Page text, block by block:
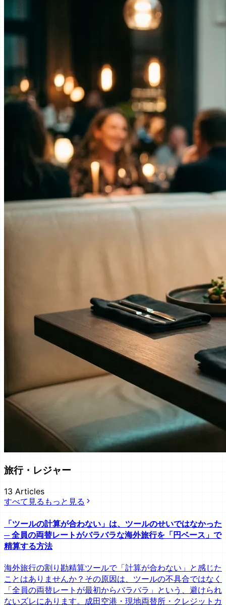
旅行・レジャー
13 Articles
すべて見る もっと見る
「ツールの計算が合わない」は、ツールのせいではなかった
─ 全員の両替レートがバラバラな海外旅行を「円ベース」で
精算する方法
海外旅行の割り勘精算ツールで「計算が合わない」と感じた
ことはありませんか？その原因は、ツールの不具合ではなく
「全員の両替レートが最初からバラバラ」という、避けられ
ないズレにあります。成田空港・現地両替所・クレジットカ